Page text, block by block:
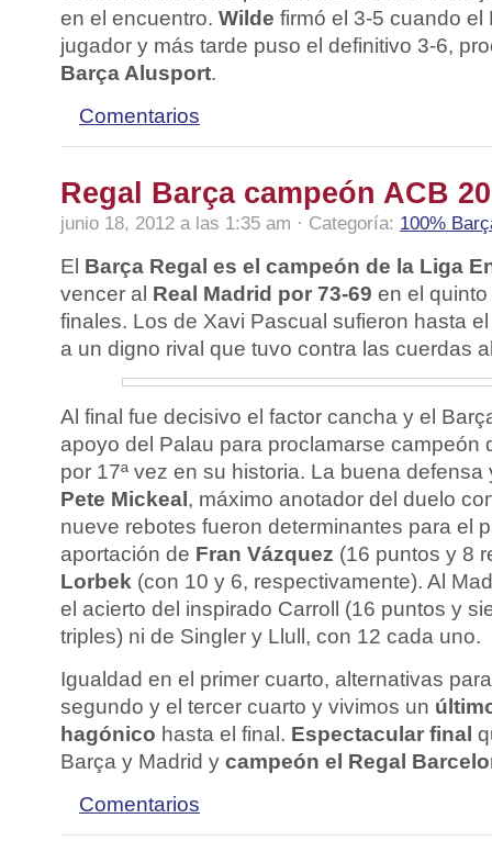
en el encuentro. Wilde firmó el 3-5 cuando
jugador y más tarde puso el definitivo 3-6,
Barça Alusport.
Comentarios
Regal Barça campeón ACB
junio 18, 2012 a las 1:35 am · Categoría: 100%
El Barça Regal es el campeón de la Liga
vencer al Real Madrid por 73-69 en el
finales. Los de Xavi Pascual sufieron hasta
a un digno rival que tuvo contra las cuerdas
Al final fue decisivo el factor cancha y el
apoyo del Palau para proclamarse campeón
por 17ª vez en su historia. La buena
Pete Mickeal, máximo anotador del duelo
nueve rebotes fueron determinantes para el
aportación de Fran Vázquez (16 puntos y 8
Lorbek (con 10 y 6, respectivamente). Al
el acierto del inspirado Carroll (16 puntos y
triples) ni de Singler y Llull, con 12 cada uno.
Igualdad en el primer cuarto, alternativas
segundo y el tercer cuarto y vivimos un
hagónico hasta el final. Espectacular final
Barça y Madrid y campeón el Regal
Comentarios